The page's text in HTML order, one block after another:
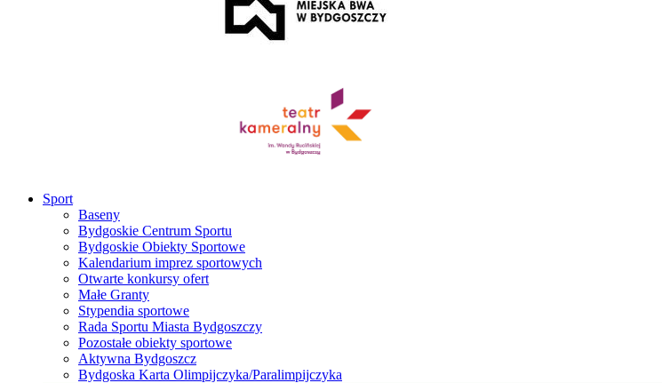
Sport
Baseny
Bydgoskie Centrum Sportu
Bydgoskie Obiekty Sportowe
Kalendarium imprez sportowych
Otwarte konkursy ofert
Małe Granty
Stypendia sportowe
Rada Sportu Miasta Bydgoszczy
Pozostałe obiekty sportowe
Aktywna Bydgoszcz
Bydgoska Karta Olimpijczyka/Paralimpijczyka